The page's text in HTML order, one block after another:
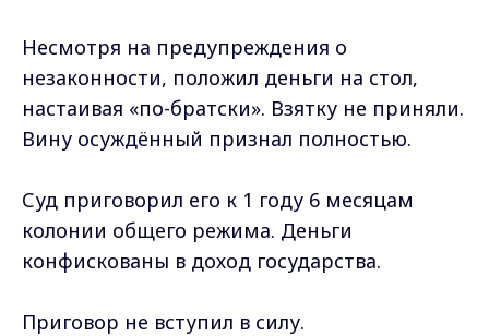
Несмотря на предупреждения о
незаконности, положил деньги на стол,
настаивая «по-братски». Взятку не приняли.
Вину осуждённый признал полностью.
Суд приговорил его к 1 году 6 месяцам
колонии общего режима. Деньги
конфискованы в доход государства.
Приговор не вступил в силу.